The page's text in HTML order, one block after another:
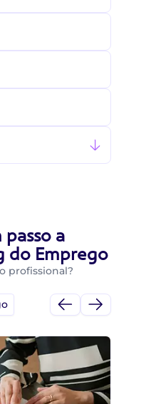
passo a
do Emprego
profissional?